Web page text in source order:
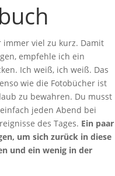
immer viel zu kurz. Damit
empfehle ich ein
Ich weiß, ich weiß. Das
wie die Fotobücher ist
zu bewahren. Du musst
jeden Abend bei
des Tages. Ein paar
um sich zurück in diese
und ein wenig in der